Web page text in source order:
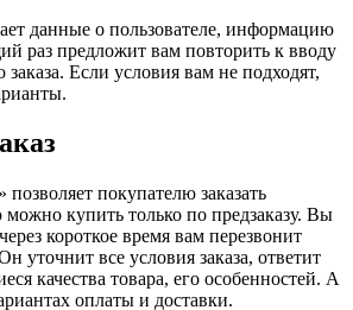
данные о пользователе, информацию
раз предложит вам повторить к вводу
Если условия вам не подходят,
покупателю заказать
купить только по предзаказу. Вы
короткое время вам перезвонит
уточнит все условия заказа, ответит
качества товара, его особенностей. А
оплаты и доставки.